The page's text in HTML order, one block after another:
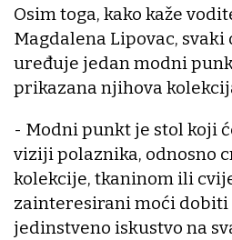
Osim toga, kako kaže
Magdalena Lipovac, svaki
uređuje jedan modni
prikazana njihova
- Modni punkt je stol koji
viziji polaznika, odnosno
kolekcije, tkaninom ili
zainteresirani moći
jedinstveno iskustvo na